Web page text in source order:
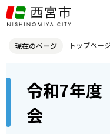
こ
の
ジ
頭
現在のページ トップページ
過去の人権学習会
令和7
令和7年
会